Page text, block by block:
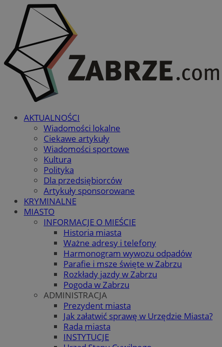
AKTUALNOŚCI
Wiadomości lokalne
Ciekawe artykuły
Wiadomości sportowe
Kultura
Polityka
Dla przedsiębiorców
Artykuły sponsorowane
KRYMINALNE
MIASTO
INFORMACJE O MIEŚCIE
Historia miasta
Ważne adresy i telefony
Harmonogram wywozu odpadów
Parafie i msze święte w Zabrzu
Rozkłady jazdy w Zabrzu
Pogoda w Zabrzu
ADMINISTRACJA
Prezydent miasta
Jak załatwić sprawę w Urzędzie Miasta?
Rada miasta
INSTYTUCJE